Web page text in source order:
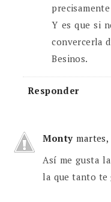
Y es que si
convercerla
Besinos.
Responder
Monty martes,
Así me gusta
la que tanto te